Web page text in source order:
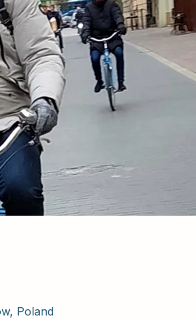
Poland